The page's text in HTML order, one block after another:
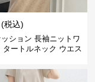
(税込)
ション 長袖ニットワ
タートルネック ウエス